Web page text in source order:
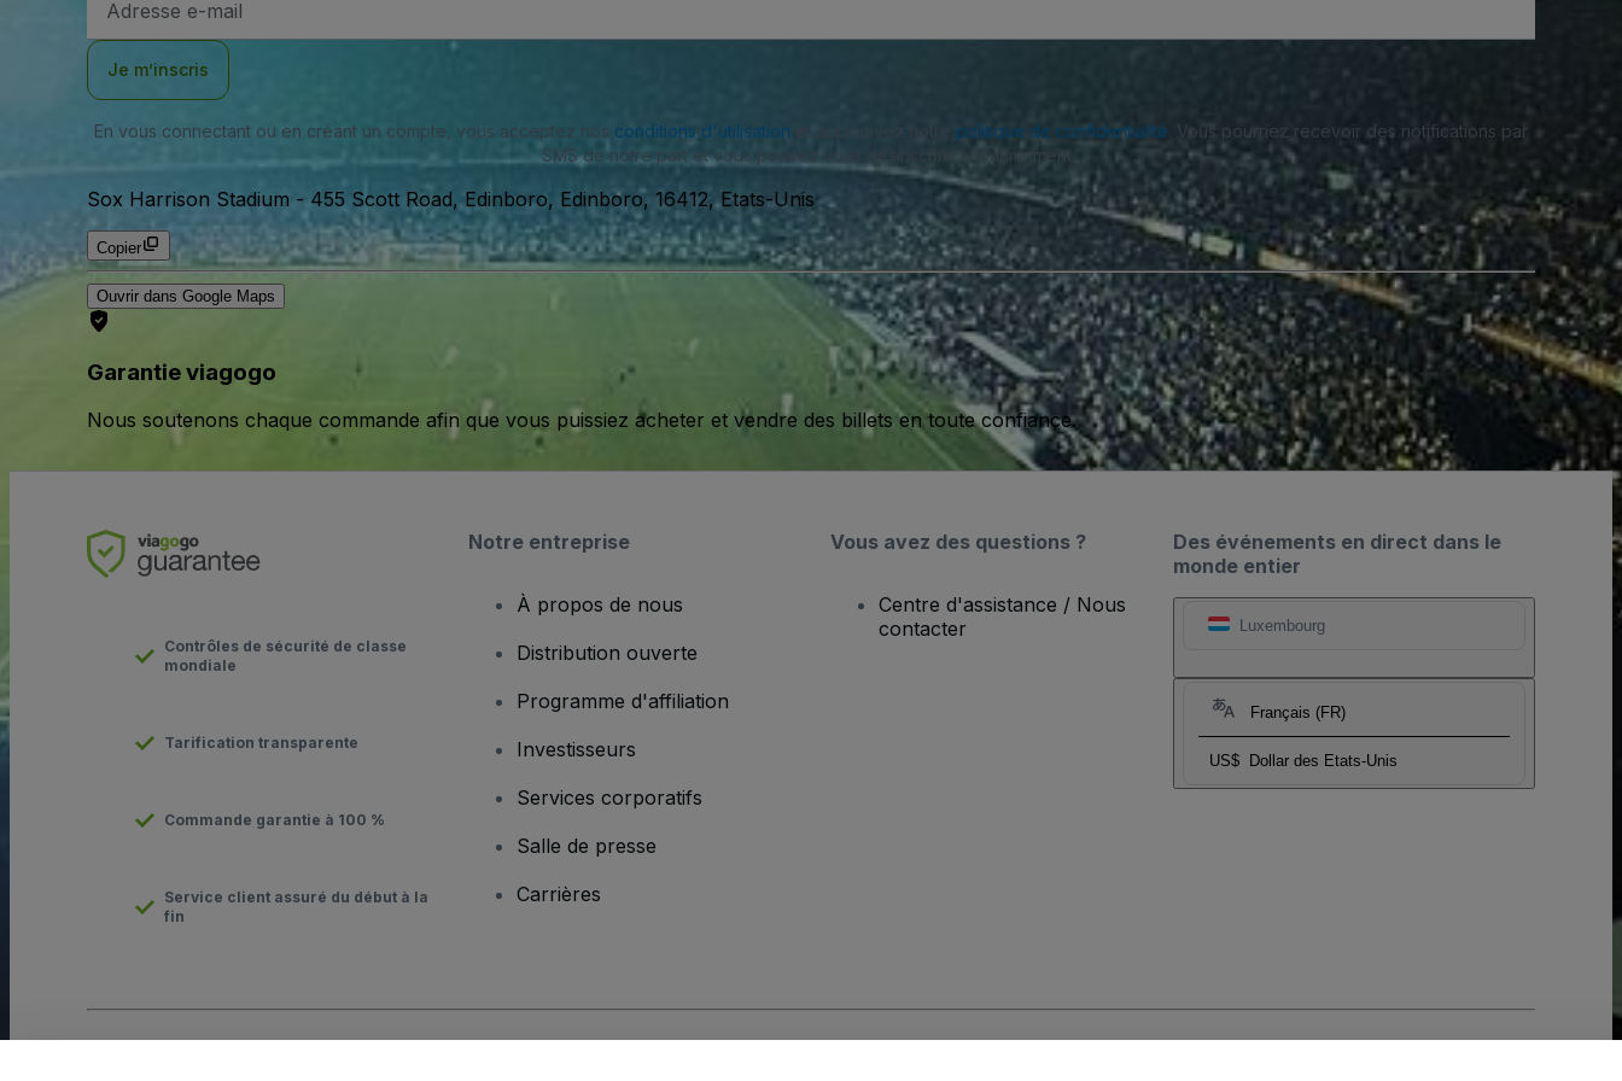
e-
Je m’inscris
En vous connectant ou en créant un compte, vous acceptez nos conditions d'utilisation politique de confidentialité . Vous pourriez recevoir des notifications par
SMS de notre part et vous pouvez vous désinscrire à tout moment.
Sox Harrison Stadium - 455 Scott Road, Edinboro, Edinboro, 16412, Etats-Unis
Copier
Ouvrir dans Google Maps
Garantie viagogo
Nous soutenons chaque commande afin que vous puissiez acheter et vendre des billets en toute confiance.
Des événements en direct dans le
monde entier
Luxembourg
Français (FR)
US$ Dollar des Etats-Unis
Contrôles de sécurité de classe
mondiale
Tarification transparente
Commande garantie à 100 %
Service client assuré du début à la
fin
Notre entreprise
À propos de nous
Distribution ouverte
Programme d'affiliation
Investisseurs
Services corporatifs
Salle de presse
Carrières
Vous avez des questions ?
Centre d'assistance / Nous
contacter